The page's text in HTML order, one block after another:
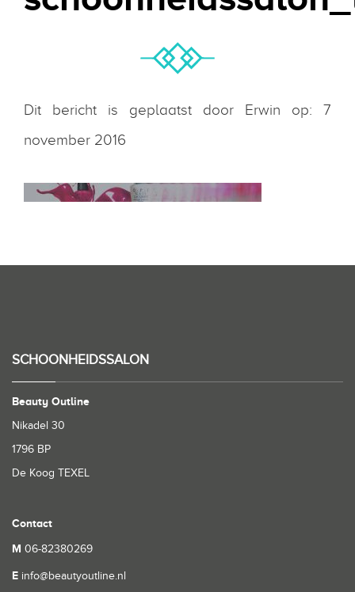
Dit bericht is geplaatst door Erwin op: 7
november 2016
SCHOONHEIDSSALON
Beauty Outline
Nikadel 30
1796 BP
De Koog TEXEL
Contact
M 06-82380269
E info@beautyoutline.nl